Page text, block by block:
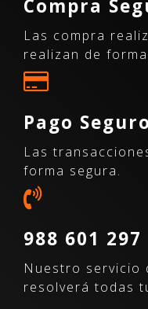
Compra
Las compra
realizan de
Pago Seguro
Las
forma segura.
988 601 297
Nuestro servicio
resolverá todas